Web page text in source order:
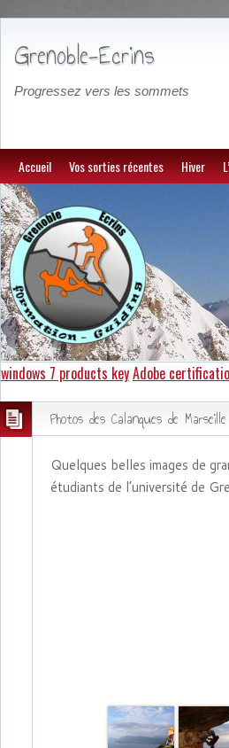
Grenoble-Ecrins
Progressez vers les sommets
Accueil Vos sorties récentes Hiver
windows 7 products keyAdobe
Photos des Calanques de
Quelques belles images de
étudiants de l’université de